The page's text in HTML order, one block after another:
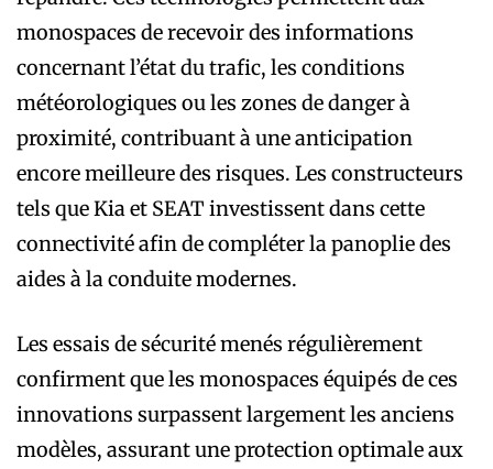
monospaces de recevoir des informations
concernant l’état du trafic, les conditions
météorologiques ou les zones de danger à
proximité, contribuant à une anticipation
encore meilleure des risques. Les constructeurs
tels que Kia et SEAT investissent dans cette
connectivité afin de compléter la panoplie des
aides à la conduite modernes.
Les essais de sécurité menés régulièrement
confirment que les monospaces équipés de ces
innovations surpassent largement les anciens
modèles, assurant une protection optimale aux